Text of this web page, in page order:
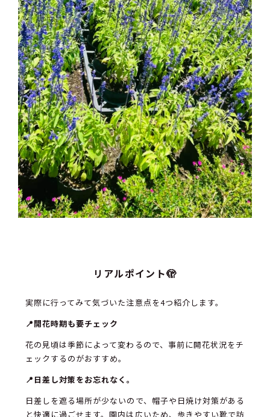
リアルポイント🫣
実際に行ってみて気づいた注意点を4つ紹介します。
📍開花時期も要チェック
花の見頃は季節によって変わるので、事前に開花状況をチ
ェックするのがおすすめ。
📍日差し対策をお忘れなく。
日差しを遮る場所が少ないので、帽子や日焼け対策がある
と快適に過ごせます。園内は広いため、歩きやすい靴で訪